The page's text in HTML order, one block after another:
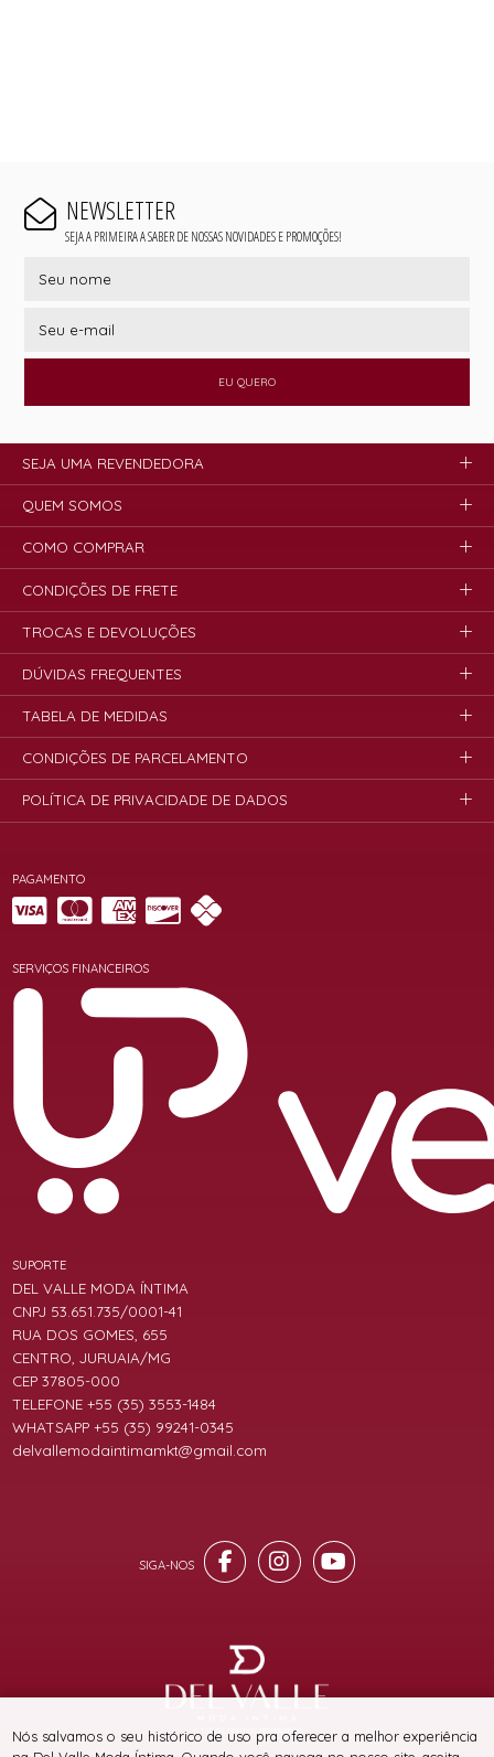
NEWSLETTER
SEJA A PRIMEIRA A SABER DE NOSSAS NOVIDADES E PROMOÇÕES!
EU QUERO
PAGAMENTO
SERVIÇOS FINANCEIROS
SUPORTE
DEL VALLE MODA ÍNTIMA
CNPJ 53.651.735/0001-41
RUA DOS GOMES, 655
CENTRO, JURUAIA/MG
CEP 37805-000
TELEFONE +55 (35) 3553-1484
WHATSAPP +55 (35) 99241-0345
delvallemodaintimamkt@gmail.com
SEJA UMA REVENDEDORA
QUEM SOMOS
COMO COMPRAR
CONDIÇÕES DE FRETE
TROCAS E DEVOLUÇÕES
DÚVIDAS FREQUENTES
TABELA DE MEDIDAS
CONDIÇÕES DE PARCELAMENTO
POLÍTICA DE PRIVACIDADE DE DADOS
® TODOS DIREITOS RESERVADOS
Nós salvamos o seu histórico de uso pra oferecer a melhor experiência